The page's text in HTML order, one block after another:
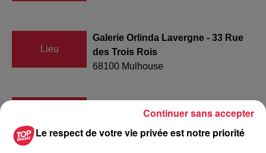
Lieu
Galerie Orlinda Lavergne - 33 Rue
des Trois Rois
68100 Mulhouse
https://orlinda.gallery/
Le respect de votre vie privée est notre priorité
Continuer sans accepter